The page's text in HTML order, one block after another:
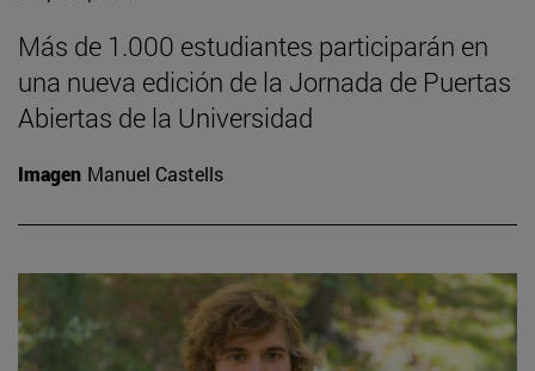
Más de 1.000 estudiantes participarán en
una nueva edición de la Jornada de Puertas
Abiertas de la Universidad
Imagen Manuel Castells